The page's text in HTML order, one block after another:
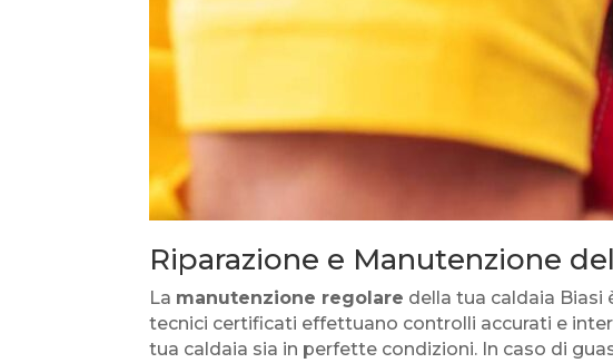
Riparazione e Manutenzione
La manutenzione regolare della tua caldaia Biasi
tecnici certificati effettuano controlli accurati e
tua caldaia sia in perfette condizioni. In caso di